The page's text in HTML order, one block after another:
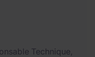
Technique,